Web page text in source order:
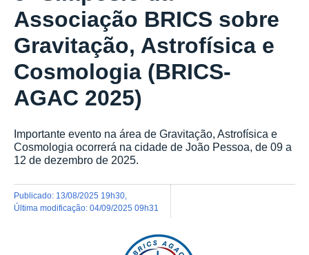
Associação BRICS sobre
Gravitação, Astrofísica e
Cosmologia (BRICS-
AGAC 2025)
Importante evento na área de Gravitação, Astrofísica e
Cosmologia ocorrerá na cidade de João Pessoa, de 09 a
12 de dezembro de 2025.
publicado: 13/08/2025 19h30
última modificação: 04/09/2025 09h31